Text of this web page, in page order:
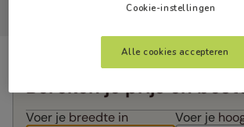
Bereken je prijs en
Voer je breedte in Voer je
Cookie-instellingen
Alle cookies accepteren